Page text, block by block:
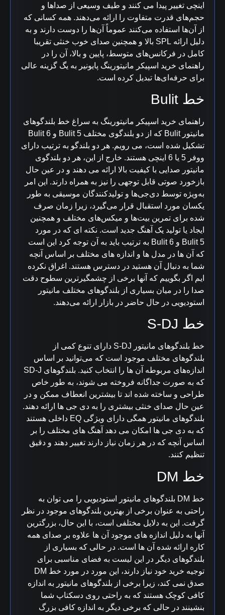
اینچی تغییر پیدا می کنند و طیف وسیعی از صداها و
حجم‌های قدرت متفاوت را ارائه می‌دهند. همه کسانی که
از آن‌ها استفاده می‌کنند عموماً آن‌ها را دوست دارند و به
دلیل ارائه SPL بالا و همچنین صدای خوب خنثی تقریبا
کامل در فرکانس‌های متوسط، پایین و بالا، آن را در
راهنمای خرید اسپیکر مانیتورینگ پایونیر به یگ گزینه عالی
برای حرفه‌ای‌ها تبدیل کرده است.
خط Bulit
راهنمای خرید اسپیکر مانیتورینگ به سراغ خط بلندگوهای
مانیتور Bulit که از دو بلندگوی مختلف Bulit 5 و Bulit 6
تشکیل شده است، می رویم. هر دو بلندگو به ترتیب دارای
ووفر 5 یا 6 اینچی هستند.
خارج از این، هر دو بلندگوی
مانیتور صدایی با کیفیت بالا ارائه می دهند و در عین حال
بازخورد صوتی قابل توجهی را نیز به همراه دارند. این امر
به‌ویژه توسط دی‌جی‌ها و تولیدکنندگان موسیقی به طور
یکسان مورد استقبال قرار می‌گیرد، زیرا زمان صرف
شده برای تمرین بیت‌ها و میکس‌های مختلف و همچنین
ایجاد یا تولید یک آهنگ جدید است. نکته ای که در مورد
Bulit 5 و Bulit 6 به ترتیب باید به آن توجه کرد این است
که آن ها در مدل ها و اندازه های مختلف بر اساس آنچه
شما به دنبال آن هستید در دسترس هستند. اغراق نکرده
ایم اگر بگوییم که آنها برخی از چشمگیرترین سطوح دقت
صدا را در میان بسیاری از بلندگوهای مختلف مانیتور
استودیویی در حال حاضر در بازار ارائه می‌دهند.
خط S-DJ
خط بلندگوهای مانیتور S-DJ دارای تنوع کمی از
بلندگوهای مختلف موجود است که می‌توانید بر اساس
اندازه‌های مربوطه آن ها را انتخاب کنید.
بلندگوهای SD-J
که به صورت جداگانه فروخته می شوند، به طور خاص
طراحی و ساخته شده اند تا بیشترین انعطاف ممکن و در
عین حال صدای خنثی بیشتری را به دی جی ها ارائه دهند.
بلندگوهای مانیتور همگی دارای ویژگی EQ داخلی هستند
که به دی جی ها امکان می دهد آهنگ های مختلف را بر
اساس آنچه که در هر زمان نیاز دارند تغییر دهند و دقیق
تنظیم کنند.
خط DM
خط DM بلندگوهای مانیتور استودیویی را می توان به
راحتی به عنوان برخی از بهترین بلندگوهای موجود در نظر
گرفت. این به دلایل مختلفی است، با این حال، بزرگترین
آنها به دلیل اندازه های موجود آن ها علاوه بر صدای همه
کاره ارائه شده آن ها است. در حالی که بسیاری از
بلندگوهای دیگر در این لیست به فضای مناسبی برای
توجیه خرید خود نیاز دارند، این مورد در مورد خط DM
صدق نمی کند، زیرا برخی از بلندگوهای مانیتور به اندازه
کافی کوچک هستند که به راحتی روی دسکتاپ شما
بنشینند در حالی که برخی دیگر به اندازه کافی بزرگ